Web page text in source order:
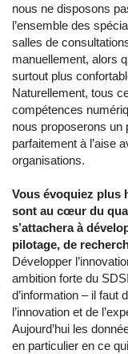
nous ne disposons
l’ensemble des
salles de
manuellement, alors
surtout plus
Naturellement, tous
compétences
nous proposerons un
parfaitement à l’aise
organisations.
Vous évoquiez plus
sont au cœur du
s’attachera à
pilotage, de
Développer
ambition forte du
d’information – il faut
l’innovation et de
Aujourd’hui les
en particulier en ce